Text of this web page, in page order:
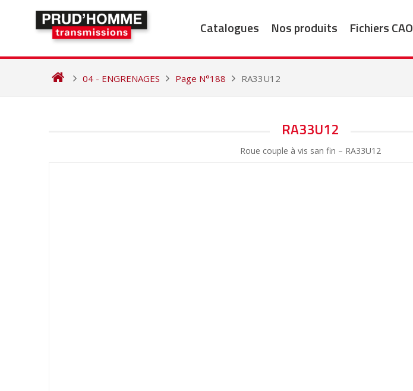
Catalogues Nos produits Fichiers CAO
04 - ENGRENAGES Page N°188 RA33U12
RA33U12
Roue couple à vis san fin – RA33U12